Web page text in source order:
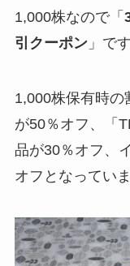
1,000株なので「
引クーポン」です
1,000株保有時の
が50％オフ、「
品が30％オフ、
オフとなっていま